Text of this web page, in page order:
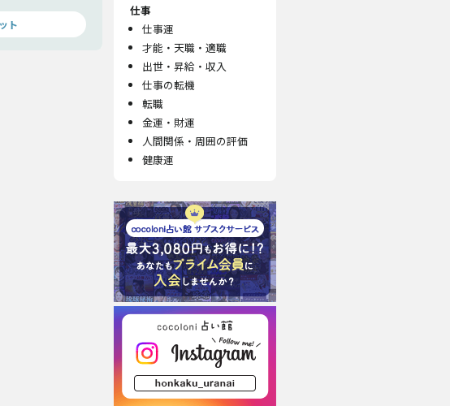
ト
仕事
仕事運
才能・天職・適職
出世・昇給・収入
仕事の転機
転職
金運・財運
人間関係・周囲の評価
健康運